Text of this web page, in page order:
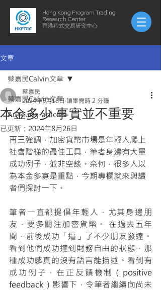
Hong Kong Program Trading
Research Center
​​香港程式交易研究中心
文章
蔡嘉民Calvin文章
AuYeung-articles
蔡嘉民Calvin文章
本金多少 事實並不重要
蔡嘉民
2024年5月16日 讀畢需時 2 分鐘
已更新： 2024年8月26日
再三強調，加密貨幣市場是年輕人爬上
社會階梯的最佳工具，筆者身邊有大量
成功例子，並非空談。奈何，很多人以
為本金多寡是重點，今期專欄就來與讀
者們探討一下。
筆者一直都提倡年輕人，尤其身邊朋
友，要多關注加密貨幣。 在過去五年
間，前後成功「逼」了不少朋友發達。
看到他們成功達到財務自由的狀態，那
種成功感真的沒有語言能描述。看到有
成功例子，在正反饋機制（positive
feedback）影響下，令筆者繼續向尚未